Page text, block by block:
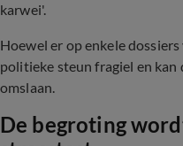
karwei'.
Hoewel er op enkele
politieke steun fragiel en
omslaan.
De begroting